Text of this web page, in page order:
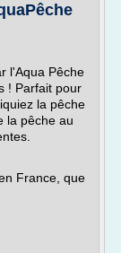
l'Aqua Pêche
! Parfait pour
la pêche
la pêche au
France, que